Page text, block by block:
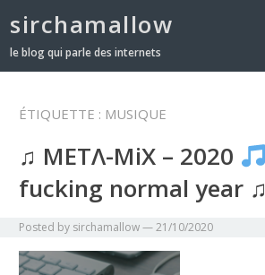
sirchamallow
le blog qui parle des internets
ÉTIQUETTE : MUSIQUE
♫ METΛ-MiX – 2020
fucking normal year ♫
Posted by sirchamallow—21/10/2020